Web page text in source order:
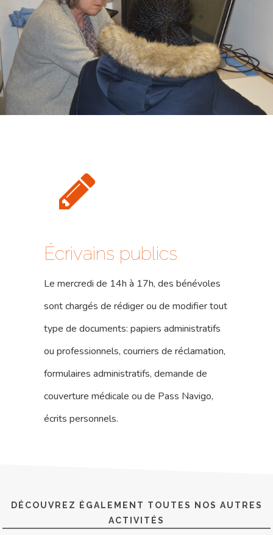
Écrivains publics
Le mercredi de 14h à 17h, des bénévoles
sont chargés de rédiger ou de modifier tout
type de documents: papiers administratifs
ou professionnels, courriers de réclamation,
formulaires administratifs, demande de
couverture médicale ou de Pass Navigo,
écrits personnels.
DÉCOUVREZ ÉGALEMENT TOUTES NOS AUTRES
ACTIVITÉS
17 rue de l’Avre
Nous ?